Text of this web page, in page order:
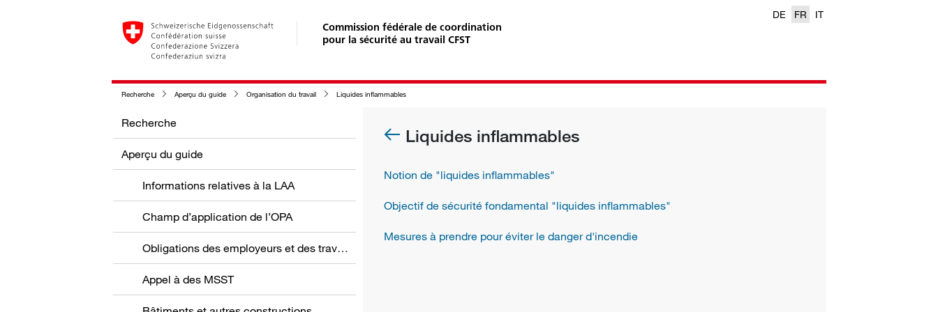
Commission fédérale de coordination
pour la sécurité au travail CFST
DE FR IT
Recherche Aperçu du guide Organisation du travail Liquides inflammables
Recherche
Aperçu du guide
Informations relatives à la LAA
Champ d’application de l’OPA
Obligations des employeurs et des travailleurs
Appel à des MSST
Liquides inflammables
Notion de "liquides inflammables"
Objectif de sécurité fondamental "liquides inflammables"
Mesures à prendre pour éviter le danger d'incendie